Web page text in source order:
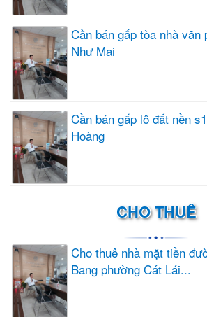
Cần bán gấp tòa nhà
Như Mai
Cần bán gấp lô đất nền
Hoàng
CHO THUÊ
Cho thuê nhà mặt tiền
Bang phường Cát Lái...